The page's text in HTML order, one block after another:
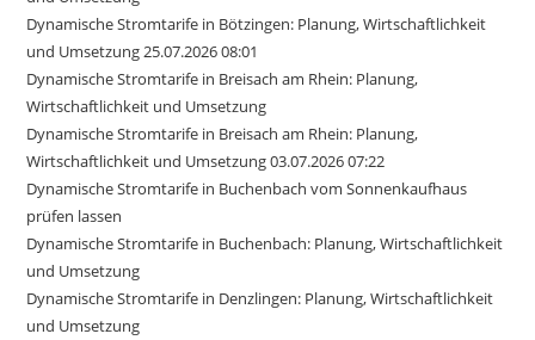
Dynamische Stromtarife in Bötzingen: Planung, Wirtschaftlichkeit
und Umsetzung 25.07.2026 08:01
Dynamische Stromtarife in Breisach am Rhein: Planung,
Wirtschaftlichkeit und Umsetzung
Dynamische Stromtarife in Breisach am Rhein: Planung,
Wirtschaftlichkeit und Umsetzung 03.07.2026 07:22
Dynamische Stromtarife in Buchenbach vom Sonnenkaufhaus
prüfen lassen
Dynamische Stromtarife in Buchenbach: Planung, Wirtschaftlichkeit
und Umsetzung
Dynamische Stromtarife in Denzlingen: Planung, Wirtschaftlichkeit
und Umsetzung